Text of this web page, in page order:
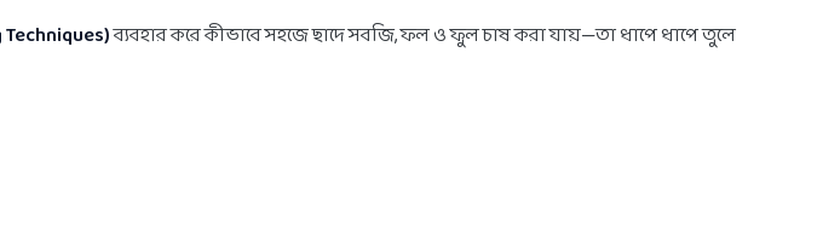
ব্যবহার করে কীভাবে সহজে ছাদে সবজি, ফল ও ফুল চাষ করা যায়—তা ধাপে ধাপে তুলে